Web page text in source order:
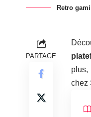
Retro
PARTAGE
plus,
chez